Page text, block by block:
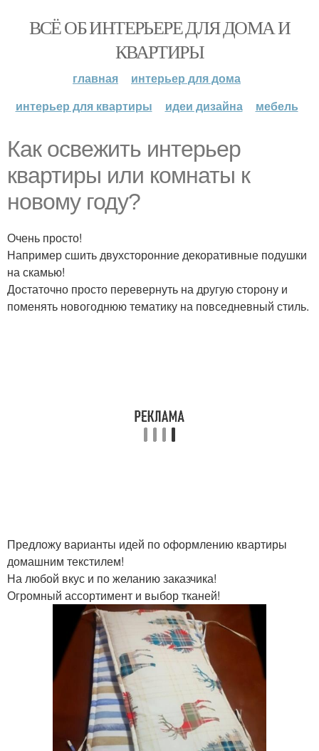
ВСЁ ОБ ИНТЕРЬЕРЕ ДЛЯ ДОМА И
КВАРТИРЫ
главная
интерьер для дома
интерьер для квартиры
идеи дизайна мебель
Как освежить интерьер
квартиры или комнаты к
новому году?
Очень просто!
Например сшить двухсторонние декоративные подушки
на скамью!
Достаточно просто перевернуть на другую сторону и
поменять новогоднюю тематику на повседневный стиль.
Предложу варианты идей по оформлению квартиры
домашним текстилем!
На любой вкус и по желанию заказчика!
Огромный ассортимент и выбор тканей!